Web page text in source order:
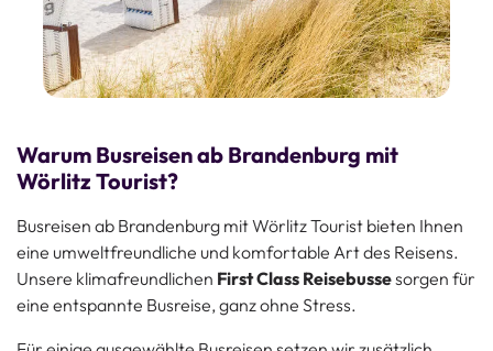
Warum Busreisen ab Brandenburg mit
Wörlitz Tourist?
Busreisen ab Brandenburg mit Wörlitz Tourist bieten Ihnen
eine umweltfreundliche und komfortable Art des Reisens.
Unsere klimafreundlichen First Class Reisebussesorgen für
eine entspannte Busreise, ganz ohne Stress.